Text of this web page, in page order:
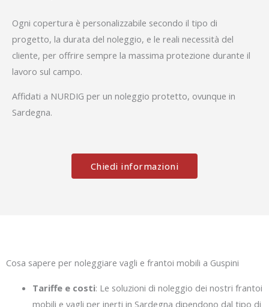
Ogni copertura è personalizzabile secondo il tipo di
progetto, la durata del noleggio, e le reali necessità del
cliente, per offrire sempre la massima protezione durante il
lavoro sul campo.
Affidati a NURDIG per un noleggio protetto, ovunque in
Sardegna.
Chiedi informazioni
Cosa sapere per noleggiare vagli e frantoi mobili a Guspini
Tariffe e costi: Le soluzioni di noleggio dei nostri frantoi
mobili e vagli per inerti in Sardegna dipendono dal tipo di